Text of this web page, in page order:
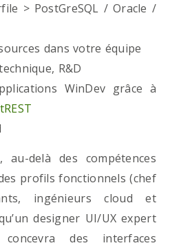
> PostGreSQL / Oracle /
dans votre équipe
R&D
WinDev grâce à
delà des compétences
profils fonctionnels (chef
ingénieurs cloud et
designer UI/UX expert
des interfaces